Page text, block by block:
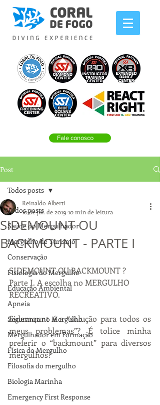
Fale conosco
Post
Todos posts
Saúde do Mergulhador
Mergulho de Turismo
Conservação
Fisiologia do Mergulho
Educação Ambiental
Apneia
Segurança no Mergulho
Mergulhador em Formação
Física do Mergulho
Filosofia do mergulho
Biologia Marinha
Emergency First Response
Todos posts
SIDEMOUNT OU
BACKMOUNT - PARTE I
Reinaldo Alberti
10 de jul. de 2019 10 min de leitura
SIDEMOUNT OU BACKMOUNT ?
Parte I. A escolha no MERGULHO
RECREATIVO.
Sidemount é a “solução para todos os
meus problemas”? É tolice minha
preferir o “backmount” para diversos
mergulhos?